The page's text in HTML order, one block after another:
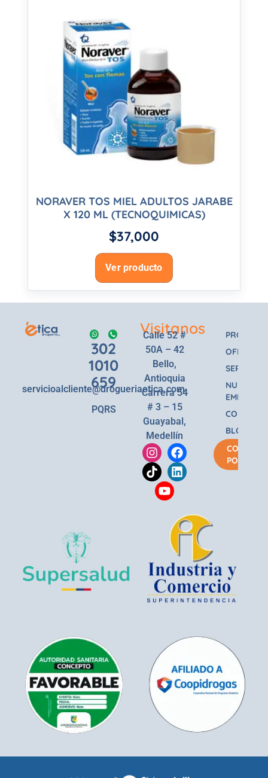
NORAVER TOS MIEL ADULTOS JARABE
X 120 ML (TECNOQUIMICAS)
$37,000
Ver producto
302
1010
659
servicioalcliente@drogueriaetica.com
PQRS
Visitanos
Calle 52 #
50A – 42
Bello,
Antioquia
Carrera 54
# 3 – 15
Guayabal,
Medellín
OFERTAS
SERVICIOS
NUESTRA
EMPRESA
BLOG
COMPRA
POR